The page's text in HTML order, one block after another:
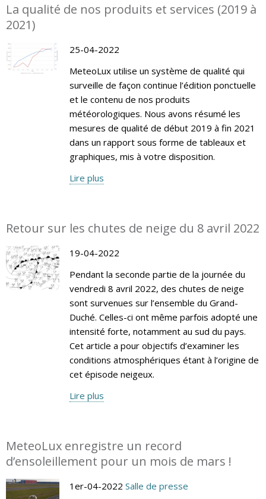
La qualité de nos produits et services (2019 à
2021)
25-04-2022
MeteoLux utilise un système de qualité qui
surveille de façon continue l’édition ponctuelle
et le contenu de nos produits
météorologiques. Nous avons résumé les
mesures de qualité de début 2019 à fin 2021
dans un rapport sous forme de tableaux et
graphiques, mis à votre disposition.
Lire plus
Retour sur les chutes de neige du 8 avril 2022
19-04-2022
Pendant la seconde partie de la journée du
vendredi 8 avril 2022, des chutes de neige
sont survenues sur l’ensemble du Grand-
Duché. Celles-ci ont même parfois adopté une
intensité forte, notamment au sud du pays.
Cet article a pour objectifs d’examiner les
conditions atmosphériques étant à l’origine de
cet épisode neigeux.
Lire plus
MeteoLux enregistre un record
d’ensoleillement pour un mois de mars !
1er-04-2022 Salle de presse